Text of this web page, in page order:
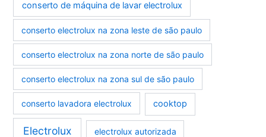
conserto de máquina de lavar electrolux
conserto electrolux na zona leste de são paulo
conserto electrolux na zona norte de são paulo
conserto electrolux na zona sul de são paulo
conserto lavadora electrolux cooktop
Electrolux electrolux autorizada